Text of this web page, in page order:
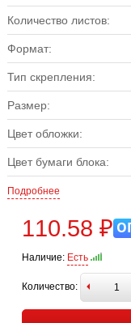
Количество листов:
Формат:
Тип скрепления:
Размер:
Цвет обложки:
Цвет бумаги блока:
Подробнее
110.58 ₽
Наличие: Есть
Количество: